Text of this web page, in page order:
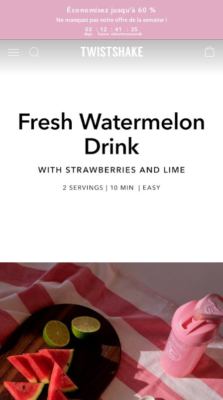
Économisez jusqu’à 60 %
Ne manquez pas notre offre de la semaine !
03
days
12
hours
41
minutes
34
seconds